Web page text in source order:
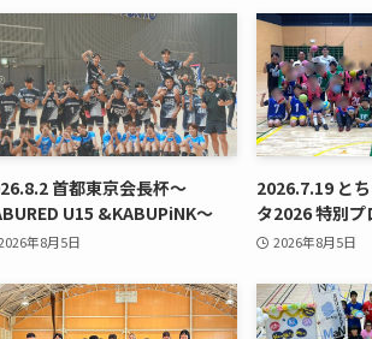
首都東京会長杯〜
U15 &KABUPiNK〜
年8月5日
2026.7.19 と
タ2026 特別
2026年8月5日